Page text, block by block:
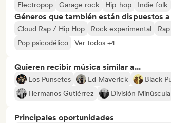
Electropop Garage rock Hip-hop Indie folk
Géneros que también están dispuestos
Cloud Rap / Hip Hop Rock experimental
Pop psicodélico
Ver todos +4
Quieren recibir música similar a...
Los Punsetes Ed Maverick Black
Hermanos Gutiérrez
División Minúscula
Principales oportunidades